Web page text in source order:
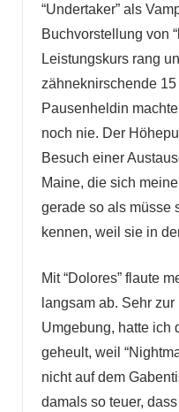
“Undertaker” als
Buchvorstellung von “
Leistungskurs rang
zähneknirschende
Pausenheldin
noch nie. Der
Besuch einer
Maine, die sich
gerade so als müsse
kennen, weil sie in
Mit “Dolores” flaute
langsam ab. Sehr
Umgebung, hatte ich
geheult, weil
nicht auf dem
damals so teuer,